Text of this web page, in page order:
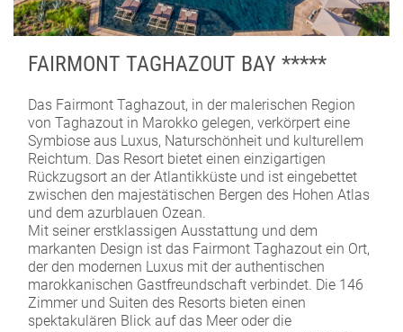
FAIRMONT TAGHAZOUT BAY *****
Das Fairmont Taghazout, in der malerischen Region
von Taghazout in Marokko gelegen, verkörpert eine
Symbiose aus Luxus, Naturschönheit und kulturellem
Reichtum. Das Resort bietet einen einzigartigen
Rückzugsort an der Atlantikküste und ist eingebettet
zwischen den majestätischen Bergen des Hohen Atlas
und dem azurblauen Ozean.
Mit seiner erstklassigen Ausstattung und dem
markanten Design ist das Fairmont Taghazout ein Ort,
der den modernen Luxus mit der authentischen
marokkanischen Gastfreundschaft verbindet. Die 146
Zimmer und Suiten des Resorts bieten einen
spektakulären Blick auf das Meer oder die